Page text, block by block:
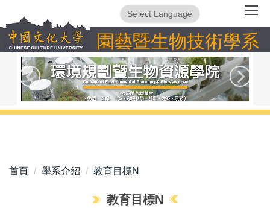
到
主
要
園藝暨生物技術學系
Translate
首頁 學系介紹 教育目標N
教育目標N